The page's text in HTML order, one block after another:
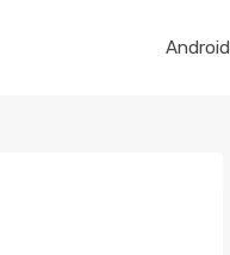
Android